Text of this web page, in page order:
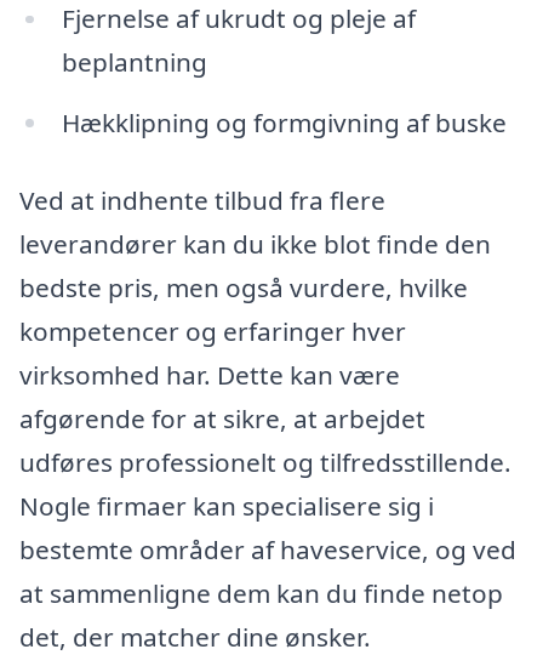
Fjernelse af ukrudt og pleje af
beplantning
Hækklipning og formgivning af buske
Ved at indhente tilbud fra flere
leverandører kan du ikke blot finde den
bedste pris, men også vurdere, hvilke
kompetencer og erfaringer hver
virksomhed har. Dette kan være
afgørende for at sikre, at arbejdet
udføres professionelt og tilfredsstillende.
Nogle firmaer kan specialisere sig i
bestemte områder af haveservice, og ved
at sammenligne dem kan du finde netop
det, der matcher dine ønsker.